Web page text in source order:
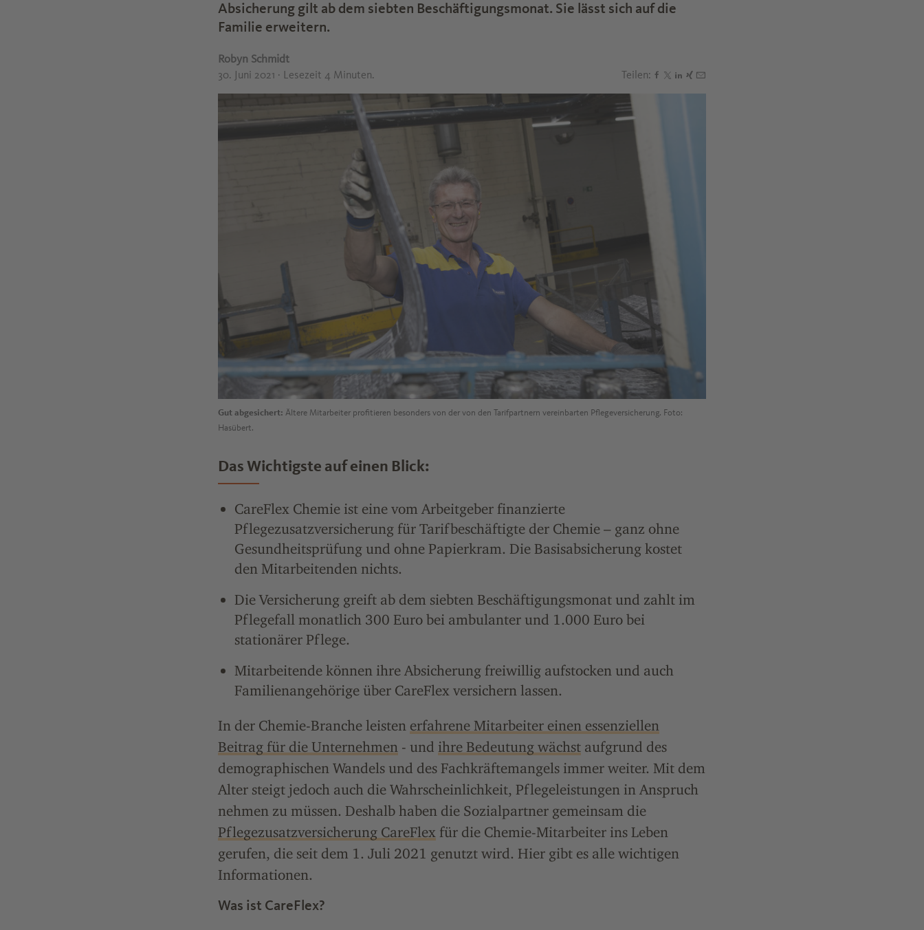
Absicherung gilt ab dem siebten Beschäftigungsmonat. Sie lässt sich auf die
Familie erweitern.
Robyn Schmidt
30. Juni 2021 · Lesezeit 4 Minuten. Teilen: Den Beitrag "CareFlex Chemie: Das müssen
Den Beitrag "CareFlex Chemie: Das müssen
Den Beitrag "CareFlex Chemie: Das müssen
Den Beitrag "CareFlex Chemie: Das müssen
Den Beitrag "CareFlex Chemie: Das müssen
Gut abgesichert: Ältere Mitarbeiter profitieren besonders von der von den Tarifpartnern vereinbarten Pflegeversicherung. Foto:
Hasübert.
Das Wichtigste auf einen Blick:
CareFlex Chemie ist eine vom Arbeitgeber finanzierte
Pflegezusatzversicherung für Tarifbeschäftigte der Chemie – ganz ohne
Gesundheitsprüfung und ohne Papierkram. Die Basisabsicherung kostet
den Mitarbeitenden nichts.
Die Versicherung greift ab dem siebten Beschäftigungsmonat und zahlt im
Pflegefall monatlich 300 Euro bei ambulanter und 1.000 Euro bei
stationärer Pflege.
Mitarbeitende können ihre Absicherung freiwillig aufstocken und auch
Familienangehörige über CareFlex versichern lassen.
In der Chemie-Branche leisten erfahrene Mitarbeiter einen essenziellen
Beitrag für die Unternehmen- und ihre Bedeutung wächstaufgrund des
demographischen Wandels und des Fachkräftemangels immer weiter. Mit dem
Alter steigt jedoch auch die Wahrscheinlichkeit, Pflegeleistungen in Anspruch
nehmen zu müssen. Deshalb haben die Sozialpartner gemeinsam die
Pflegezusatzversicherung CareFlexfür die Chemie-Mitarbeiter ins Leben
gerufen, die seit dem 1. Juli 2021 genutzt wird. Hier gibt es alle wichtigen
Informationen.
Was ist CareFlex?